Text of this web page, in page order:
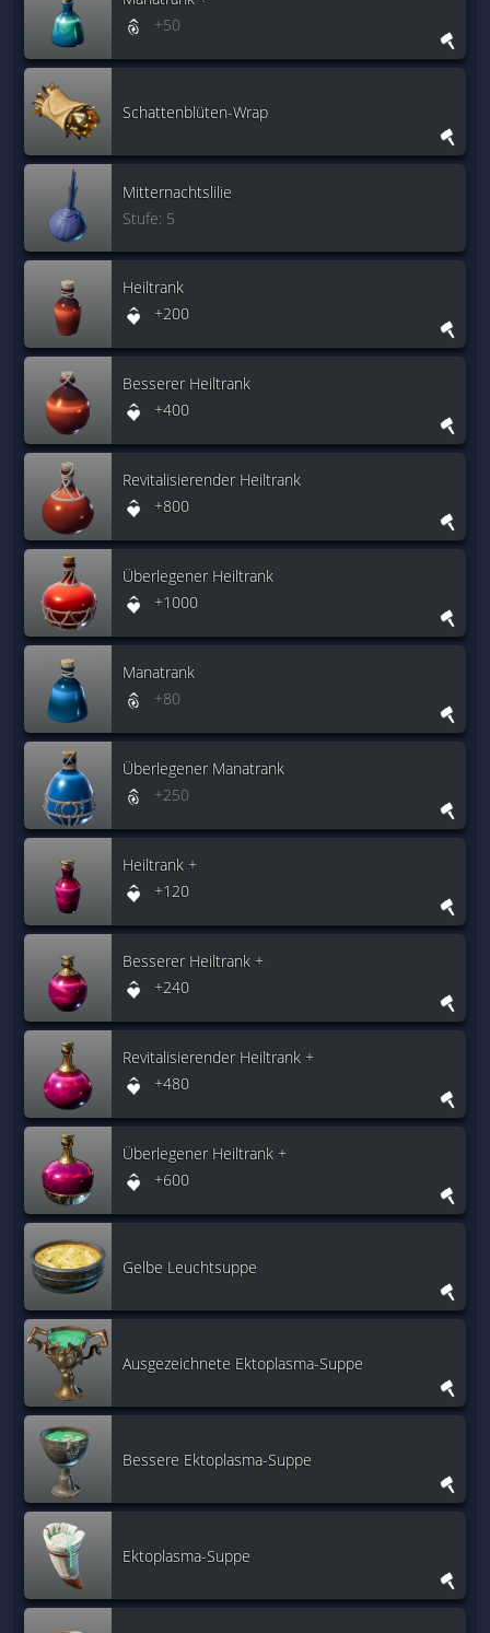
+50
Schattenblüten-Wrap
Mitternachtslilie
Stufe: 5
Heiltrank
+200
Besserer Heiltrank
+400
Revitalisierender Heiltrank
+800
Überlegener Heiltrank
+1000
Manatrank
+80
Überlegener Manatrank
+250
Heiltrank +
+120
Besserer Heiltrank +
+240
Revitalisierender Heiltrank +
+480
Überlegener Heiltrank +
+600
Gelbe Leuchtsuppe
Ausgezeichnete Ektoplasma-Suppe
Bessere Ektoplasma-Suppe
Ektoplasma-Suppe